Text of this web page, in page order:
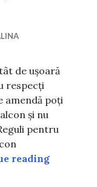
de ușoară
respecți
amendă poți
și nu
pentru
readingAi flori în